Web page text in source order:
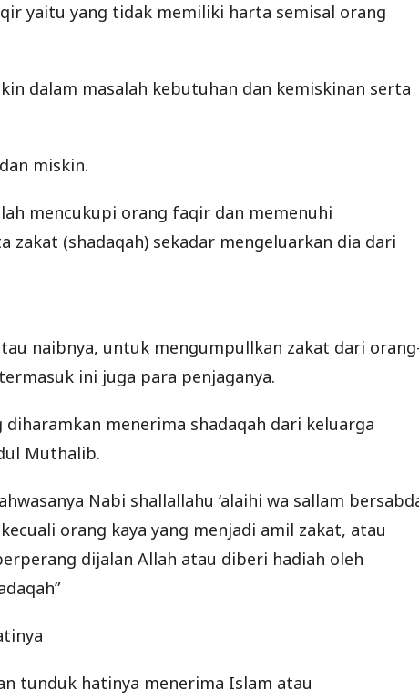
yaitu yang tidak memiliki harta semisal orang
dalam masalah kebutuhan dan kemiskinan serta
miskin.
mencukupi orang faqir dan memenuhi
zakat (shadaqah) sekadar mengeluarkan dia dari
naibnya, untuk mengumpullkan zakat dari
ini juga para penjaganya.
menerima shadaqah dari keluarga
Muthalib.
Nabi shallallahu ‘alaihi wa sallam
orang kaya yang menjadi amil zakat, atau
dijalan Allah atau diberi hadiah oleh
tunduk hatinya menerima Islam atau